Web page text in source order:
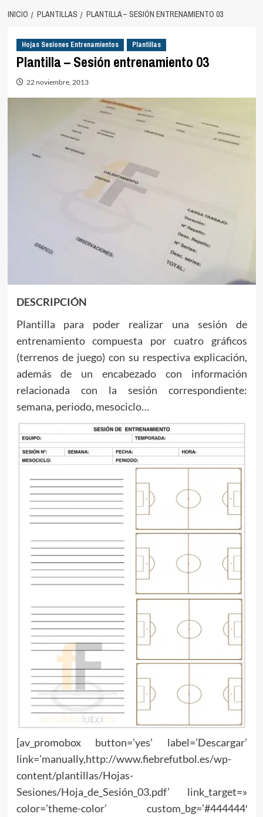
INICIO PLANTILLAS PLANTILLA – SESIÓN ENTRENAMIENTO 03
Hojas Sesiones Entrenamientos Plantillas
Plantilla – Sesión entrenamiento 03
22 noviembre, 2013
DESCRIPCIÓN
Plantilla para poder realizar una sesión de
entrenamiento compuesta por cuatro gráficos
(terrenos de juego) con su respectiva explicación,
además de un encabezado con información
relacionada con la sesión correspondiente:
semana, periodo, mesociclo…
[av_promobox button=’yes’ label=’Descargar’
link=’manually,http://www.fiebrefutbol.es/wp-
content/plantillas/Hojas-
Sesiones/Hoja_de_Sesión_03.pdf’ link_target=»
color=’theme-color’ custom_bg=’#444444′